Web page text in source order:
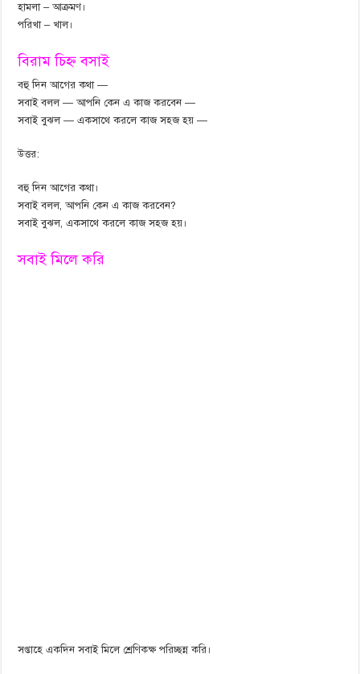
হামলা – আক্রমণ।
পরিখা – খাল।
বিরাম চিহ্ন বসাই
বহু দিন আগের কথা —
সবাই বলল — আপনি কেন এ কাজ করবেন —
সবাই বুঝল — একসাথে করলে কাজ সহজ হয় —
উত্তর:
বহু দিন আগের কথা।
সবাই বলল, আপনি কেন এ কাজ করবেন?
সবাই বুঝল, একসাথে করলে কাজ সহজ হয়।
সবাই মিলে করি
সপ্তাহে একদিন সবাই মিলে শ্রেণিকক্ষ পরিচ্ছন্ন করি।